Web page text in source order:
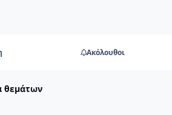
Ακόλουθοι
θεμάτων